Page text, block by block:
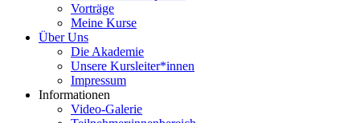
Vorträge
Meine Kurse
Über Uns
Die Akademie
Unsere Kursleiter*innen
Impressum
Informationen
Video-Galerie